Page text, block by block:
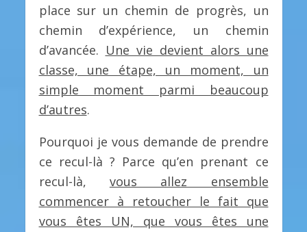
place sur un chemin de progrès, un
chemin d’expérience, un chemin
d’avancée. Une vie devient alors une
classe, une étape, un moment, un
simple moment parmi beaucoup
d’autres.
Pourquoi je vous demande de prendre
ce recul-là ? Parce qu’en prenant ce
recul-là, vous allez ensemble
commencer à retoucher le fait que
vous êtes UN, que vous êtes une